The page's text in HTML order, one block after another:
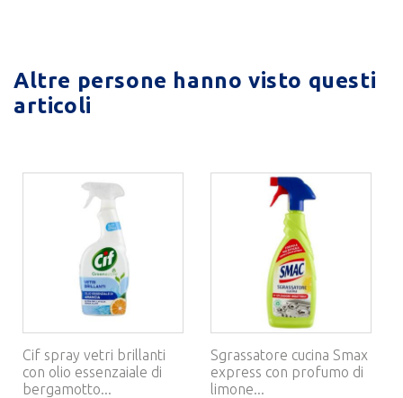
Altre persone hanno visto questi
articoli
Cif spray vetri brillanti
con olio essenzaiale di
bergamotto...
Sgrassatore cucina Smax
express con profumo di
limone...